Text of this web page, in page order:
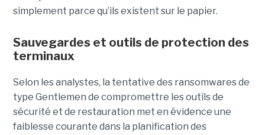
simplement parce qu’ils existent sur le papier.
Sauvegardes et outils de protection des
terminaux
Selon les analystes, la tentative des ransomwares de
type Gentlemen de compromettre les outils de
sécurité et de restauration met en évidence une
faiblesse courante dans la planification des